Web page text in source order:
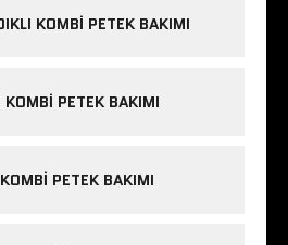
KOMBI PETEK BAKIMI
KOMBI PETEK BAKIMI
PETEK BAKIMI